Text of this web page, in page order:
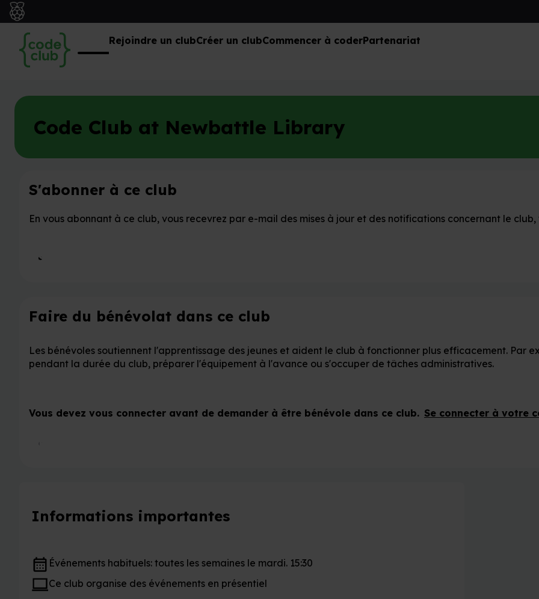
Rejoindre un clubCréer un clubCommencer à coderPartenariat
Code Club at Newbattle Library
S'abonner à ce club
En vous abonnant à ce club, vous recevrez par e-mail des mises à jour et des notifications concernant le club,
S'abonner à ce club
Faire du bénévolat dans ce club
Les bénévoles soutiennent l'apprentissage des jeunes et aident le club à fonctionner plus efficacement. Par
pendant la durée du club, préparer l'équipement à l'avance ou s'occuper de tâches administratives.
Vous devez vous connecter avant de demander à être bénévole dans ce club. Se connecter à votre
Informations importantes
Événements habituels: toutes les semaines le mardi. 15:30
Ce club organise des événements en présentiel